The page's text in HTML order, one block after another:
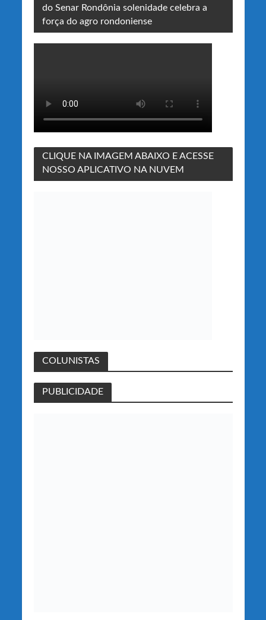
do Senar Rondônia solenidade celebra a
força do agro rondoniense
CLIQUE NA IMAGEM ABAIXO E ACESSE
NOSSO APLICATIVO NA NUVEM
COLUNISTAS
PUBLICIDADE